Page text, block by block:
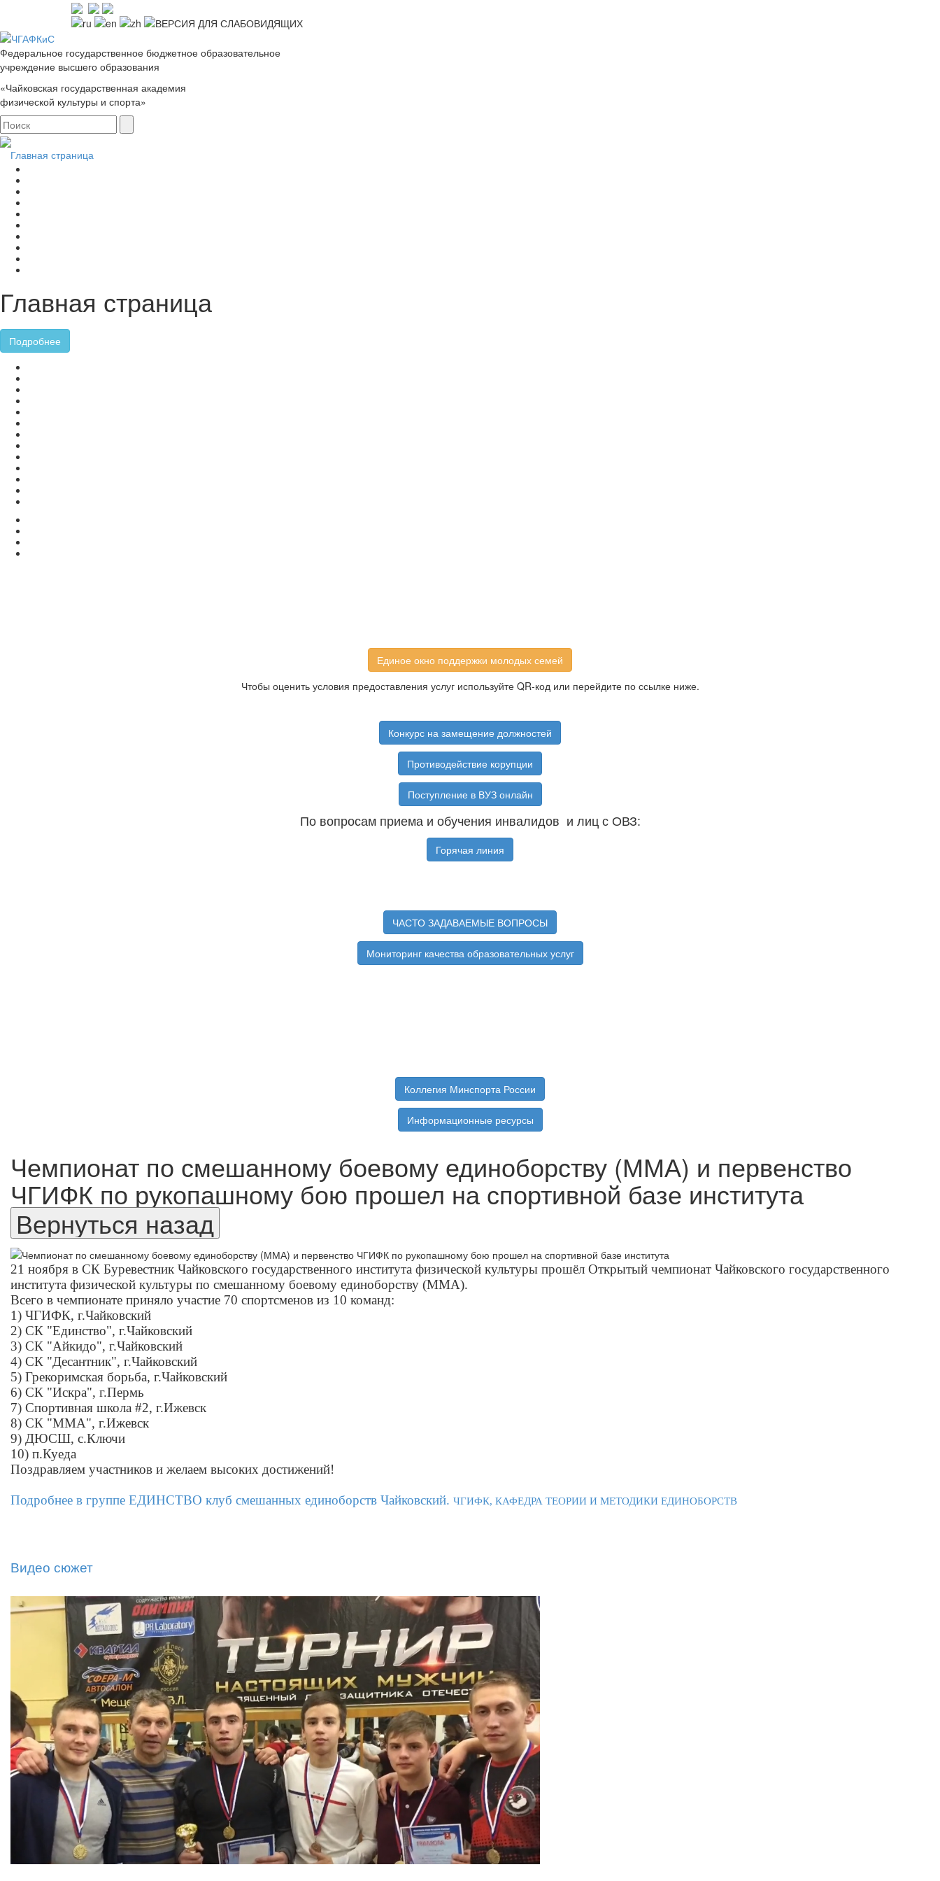
Федеральное государственное бюджетное образовательное
учреждение высшего образования
«Чайковская государственная академия
физической культуры и спорта»
Главная страница
Главная страница
Подробнее
Единое окно поддержки молодых семей
Чтобы оценить условия предоставления услуг используйте QR-код или перейдите по ссылке ниже.
Конкурс на замещение должностей
Противодействие корупции
Поступление в ВУЗ онлайн
По вопросам приема и обучения инвалидов и лиц с ОВЗ:
Горячая линия
ЧАСТО ЗАДАВАЕМЫЕ ВОПРОСЫ
Мониторинг качества образовательных услуг
Коллегия Минспорта России
Информационные ресурсы
Чемпионат по смешанному боевому единоборству (ММА) и первенство
ЧГИФК по рукопашному бою прошел на спортивной базе института
21 ноября в СК Буревестник Чайковского государственного института физической культуры прошёл Открытый чемпионат Чайковского государственного
института физической культуры по смешанному боевому единоборству (ММА).
Всего в чемпионате приняло участие 70 спортсменов из 10 команд:
1) ЧГИФК, г.Чайковский
2) СК "Единство", г.Чайковский
3) СК "Айкидо", г.Чайковский
4) СК "Десантник", г.Чайковский
5) Грекоримская борьба, г.Чайковский
6) СК "Искра", г.Пермь
7) Спортивная школа #2, г.Ижевск
8) СК "ММА", г.Ижевск
9) ДЮСШ, с.Ключи
10) п.Куеда
Поздравляем участников и желаем высоких достижений!
Подробнее в группе ЕДИНСТВО клуб смешанных единоборств Чайковский. ЧГИФК, КАФЕДРА ТЕОРИИ И МЕТОДИКИ ЕДИНОБОРСТВ
Видео сюжет